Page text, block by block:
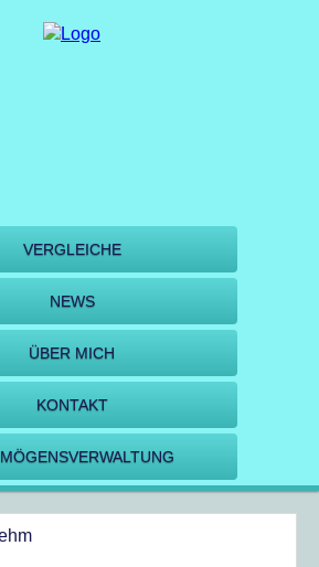
VERGLEICHE
NEWS
ÜBER MICH
KONTAKT